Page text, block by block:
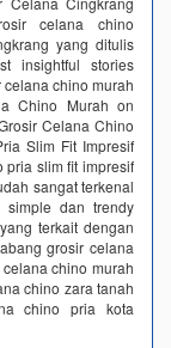
celana chino
yang ditulis
insightful stories
chino murah
Chino Murah on
Celana Chino
Slim Fit Impresif
pria slim fit impresif
sangat terkenal
simple dan trendy
terkait dengan
grosir celana
chino murah
chino zara tanah
chino pria kota